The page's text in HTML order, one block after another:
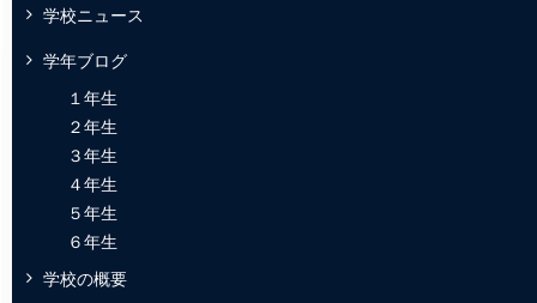
学校ニュース
学年ブログ
１年生
２年生
３年生
４年生
５年生
６年生
学校の概要